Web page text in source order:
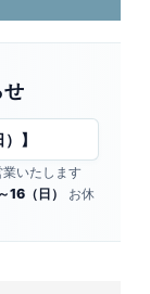
せ
】
業いたします
16（日）
お休